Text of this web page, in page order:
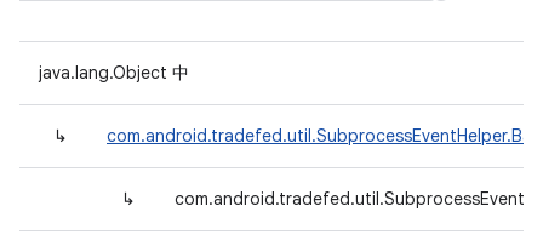
java.lang.Object 中
↳
↳